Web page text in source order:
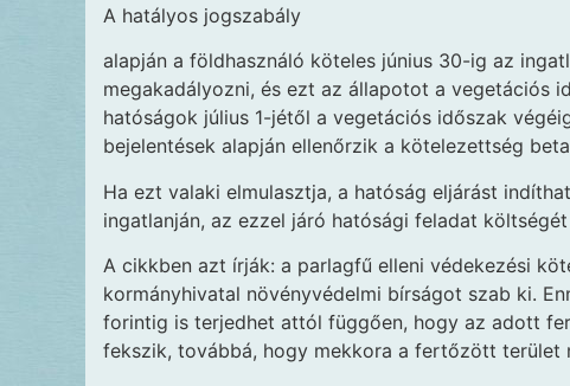
A hatályos jogszabály
alapján a földhasználó köteles június 30-ig az
megakadályozni, és ezt az állapotot a vegetációs
hatóságok július 1-jétől a vegetációs időszak
bejelentések alapján ellenőrzik a kötelezettség
Ha ezt valaki elmulasztja, a hatóság eljárást
ingatlanján, az ezzel járó hatósági feladat
A cikkben azt írják: a parlagfű elleni védekezési
kormányhivatal növényvédelmi bírságot szab ki.
forintig is terjedhet attól függően, hogy az adott
fekszik, továbbá, hogy mekkora a fertőzött terület